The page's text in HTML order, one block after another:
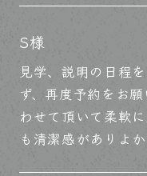
S様
見学、説明の日程
ず、再度予約をお
わせて頂いて柔軟
も清潔感がありよか